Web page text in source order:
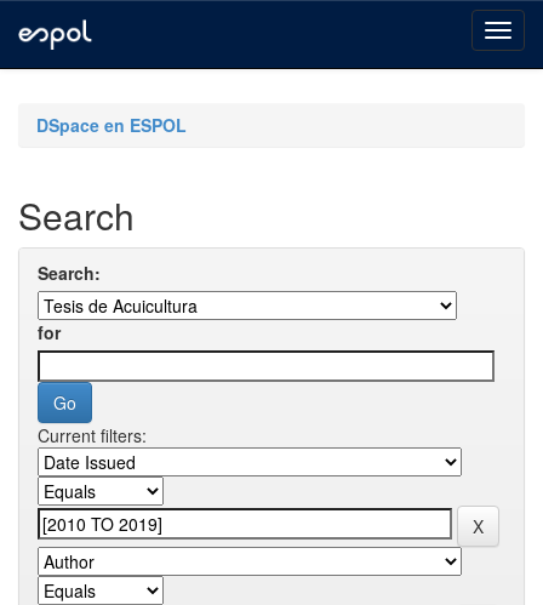
navigationDSpace en ESPOL
Search
Search:
for
Current filters: